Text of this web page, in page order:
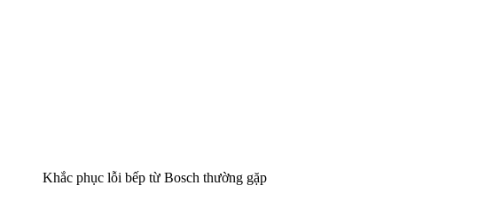
Khắc phục lỗi bếp từ Bosch thường gặp